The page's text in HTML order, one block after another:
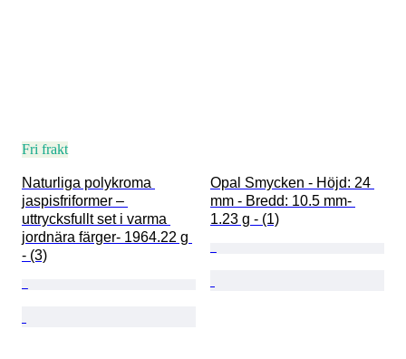
Fri frakt
Naturliga polykroma
jaspisfriformer –
uttrycksfullt set i varma
jordnära färger- 1964.22 g
- (3)
Opal Smycken - Höjd: 24
mm - Bredd: 10.5 mm-
1.23 g - (1)